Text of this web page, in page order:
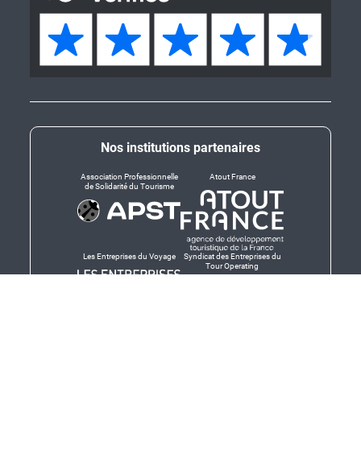
Nos institutions partenaires
Association Professionnelle
de Solidarité du Tourisme
Atout France
Les Entreprises du Voyage
Syndicat des Entreprises du
Tour Operating